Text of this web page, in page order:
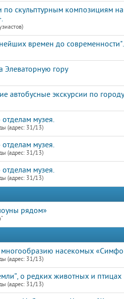
по скульптурным композициям
времен до современности".
Элеваторную гору
автобусные экскурсии по городу
музея.
(адрес: 31/13)
музея.
(адрес: 31/13)
музея.
(адрес: 31/13)
рядом»
насекомых
(адрес: 31/13)
о редких животных и
(адрес: 31/13)